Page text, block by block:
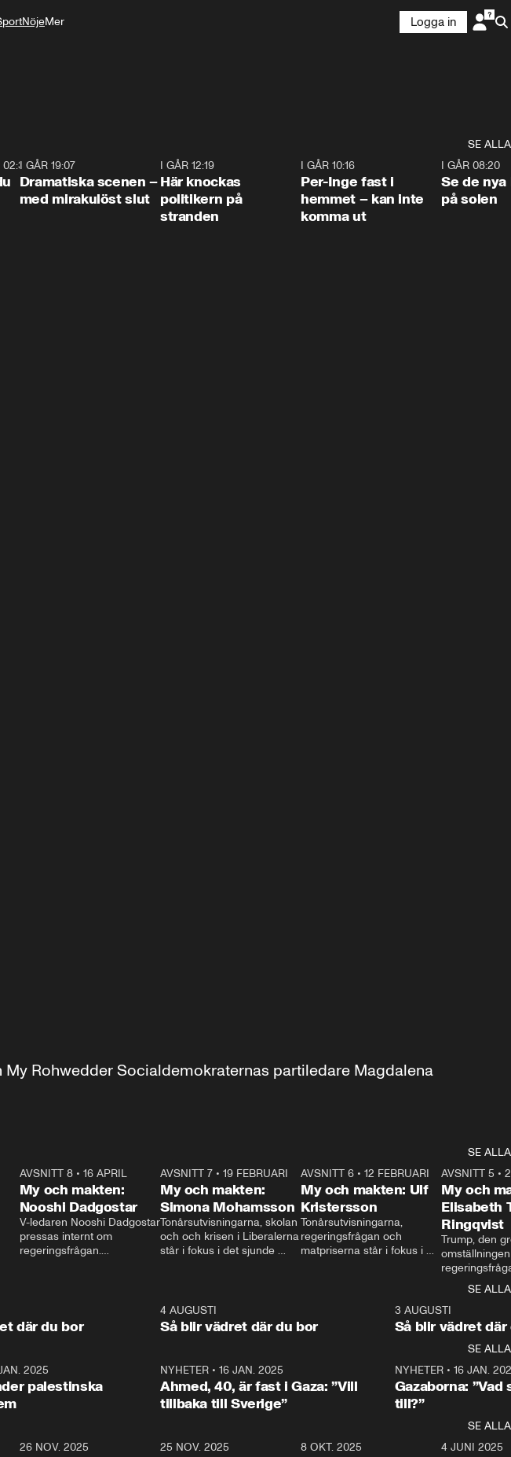
NöjeMer
Logga in
SE ALLA
1:06
02:30I GÅR 19:07
Dramatiska scenen –
med mirakulöst slut
I GÅR 12:19
Här knockas
politikern på
stranden
I GÅR 10:16
Per-Inge fast i
hemmet – kan inte
komma ut
I GÅR 08:20
Se de
på solen
Rohwedder Socialdemokraternas partiledare Magdalena
SE ALLA
AVSNITT 8• 16 APRIL
My och makten:
Nooshi Dadgostar
V-ledaren Nooshi Dadgostar
pressas internt om
regeringsfrågan.
– Vi ställer upp i val. Ska vi
vara med så sitter vi förstås
24:30
AVSNITT 7• 19 FEBRUARI
My och makten:
Simona Mohamsson
Tonårsutvisningarna, skolan
och och krisen i Liberalerna
står i fokus i det sjunde
kommentator My
Rohwedder ställer
utbildnings- och
Mohamsson till svars.
27:30
AVSNITT 6 •12 FEBRUARI
My och makten: Ulf
Kristersson
Tonårsutvisningarna,
regeringsfrågan och
matpriserna står i fokus i
Rohwedder ställer
statsminister Ulf Kristersson
AVSNITT 5 •
My och
Elisabeth
Ringqvist
Trump, den
centrum i
avsnittet av
Makten”. Se
Aftonbladets
Rohwedder
Thand Ring
SE ALLA
där du bor
4 AUGUSTI
Så blir vädret där du bor
3 AUGUSTI
Så blir vädret där
SE ALLA
2025
palestinska
NYHETER• 16 JAN. 2025
Ahmed, 40, är fast i Gaza: ”Vill
tillbaka till Sverige”
NYHETER• 16 JAN.
Gazaborna:
till?”
SE ALLA
26 NOV. 2025 31:05
25 NOV. 2025 4:29
8 OKT. 2025 4 JUNI 2025